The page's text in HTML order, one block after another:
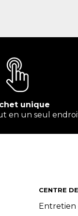
unique
en un seul
CENTRE
Entretien